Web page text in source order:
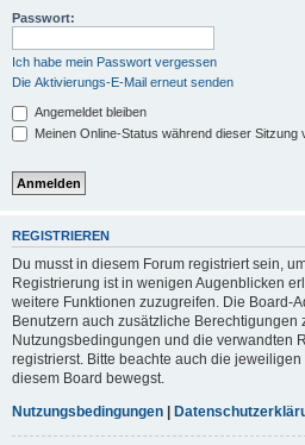
Passwort:
Ich habe mein Passwort vergessen
Die Aktivierungs-E-Mail erneut senden
Angemeldet bleiben
Meinen Online-Status während dieser Sitzung
REGISTRIEREN
Du musst in diesem Forum registriert sein,
Registrierung ist in wenigen Augenblicken
weitere Funktionen zuzugreifen. Die Board-
Benutzern auch zusätzliche Berechtigungen
Nutzungsbedingungen und die verwandten
registrierst. Bitte beachte auch die
diesem Board bewegst.
Nutzungsbedingungen |